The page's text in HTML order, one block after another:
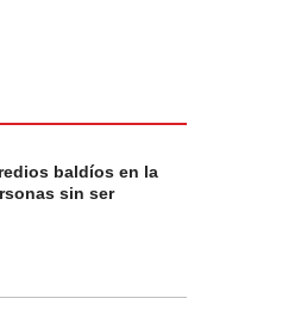
baldíos en la
sin ser